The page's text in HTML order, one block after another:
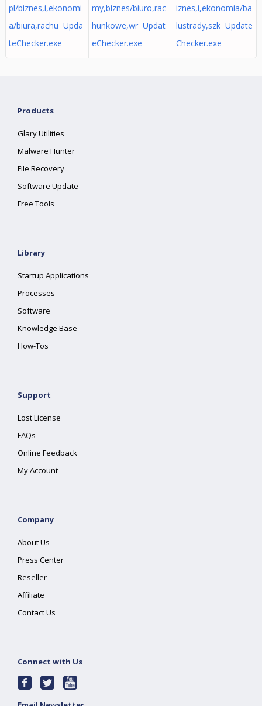
pl/biznes,i,ekonomi
a/biura,rachu Upda
teChecker.exe
my,biznes/biuro,rac
hunkowe,wr Updat
eChecker.exe
iznes,i,ekonomia/ba
lustrady,szk Update
Checker.exe
Products
Glary Utilities
Malware Hunter
File Recovery
Software Update
Free Tools
Library
Startup Applications
Processes
Software
Knowledge Base
How-Tos
Support
Lost License
FAQs
Online Feedback
My Account
Company
About Us
Press Center
Reseller
Affiliate
Contact Us
Connect with Us